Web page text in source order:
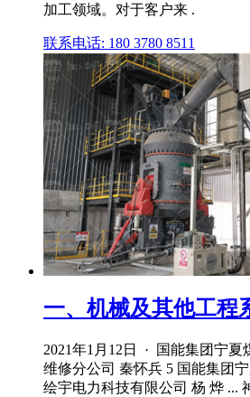
加工领域。对于客户来 .
联系电话: 180 3780 8511
一、机械及其他工程
2021年1月12日 · 国能集团宁夏
维修分公司 秦怀兵 5 国能集团
绘宇电力科技有限公司 杨 烨 ...